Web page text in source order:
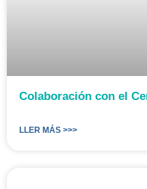
Colaboración con el
LLER MÁS >>>